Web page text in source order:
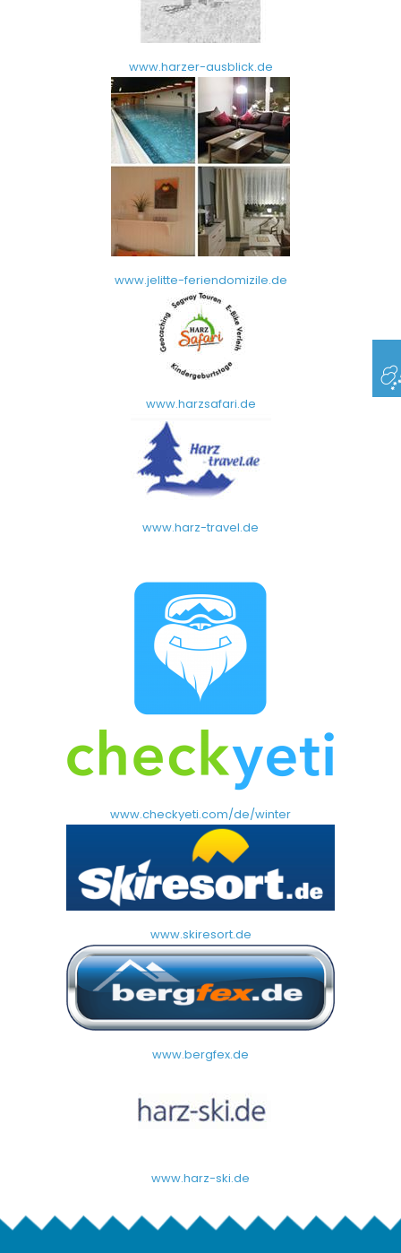
www.harzer-ausblick.de
www.jelitte-feriendomizile.de
www.harzsafari.de
www.harz-travel.de
www.checkyeti.com/de/winter
www.skiresort.de
www.bergfex.de
www.harz-ski.de